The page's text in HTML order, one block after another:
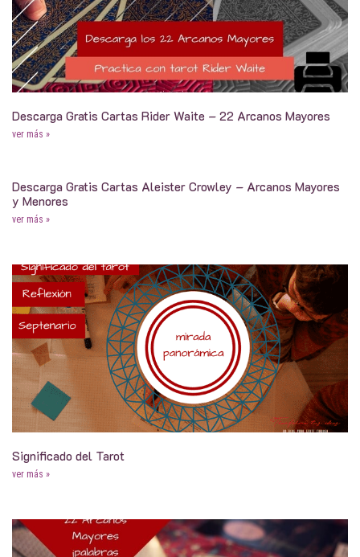
Descarga Gratis Cartas Rider Waite – 22 Arcanos Mayores
ver más »
Descarga Gratis Cartas Aleister Crowley – Arcanos Mayores
y Menores
ver más »
Significado del Tarot
ver más »